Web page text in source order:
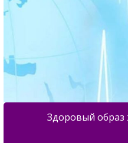
Здоровый образ